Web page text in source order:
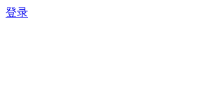
登录